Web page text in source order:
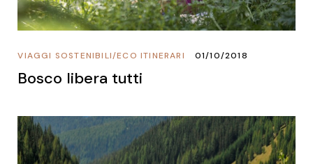
ECO ITINERARI
/
VIAGGI SOSTENIBILI 01/10/2018
Bosco libera tutti